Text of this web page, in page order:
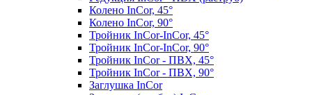
Колено InCor, 45°
Колено InCor, 90°
Тройник InCor-InCor, 45°
Тройник InCor-InCor, 90°
Тройник InCor - ПВХ, 45°
Тройник InCor - ПВХ, 90°
Заглушка InCor